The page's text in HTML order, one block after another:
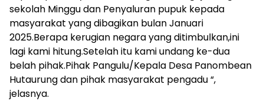
sekolah Minggu dan Penyaluran pupuk kepada
masyarakat yang dibagikan bulan Januari
2025.Berapa kerugian negara yang ditimbulkan,ini
lagi kami hitung.Setelah itu kami undang ke-dua
belah pihak.Pihak Pangulu/Kepala Desa Panombean
Hutaurung dan pihak masyarakat pengadu “,
jelasnya.